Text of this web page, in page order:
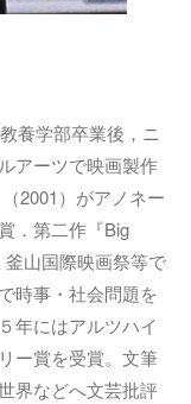
養学部卒業後，ニ
アーツで映画製作
2001）がアノネー
．第二作『Big
山国際映画祭等で
時事・社会問題を
年にはアルツハイ
ー賞を受賞。文筆
界などへ文芸批評